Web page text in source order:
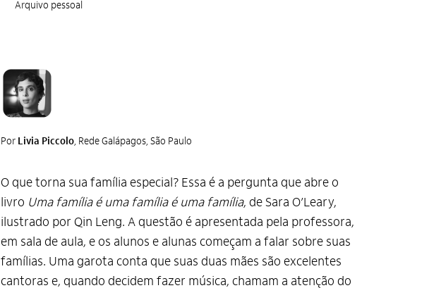
Arquivo pessoal
Por Livia Piccolo, Rede Galápagos, São Paulo
O que torna sua família especial? Essa é a pergunta que abre o
livro Uma família é uma família é uma família, de Sara O’Leary,
ilustrado por Qin Leng. A questão é apresentada pela professora,
em sala de aula, e os alunos e alunas começam a falar sobre suas
famílias. Uma garota conta que suas duas mães são excelentes
cantoras e, quando decidem fazer música, chamam a atenção do